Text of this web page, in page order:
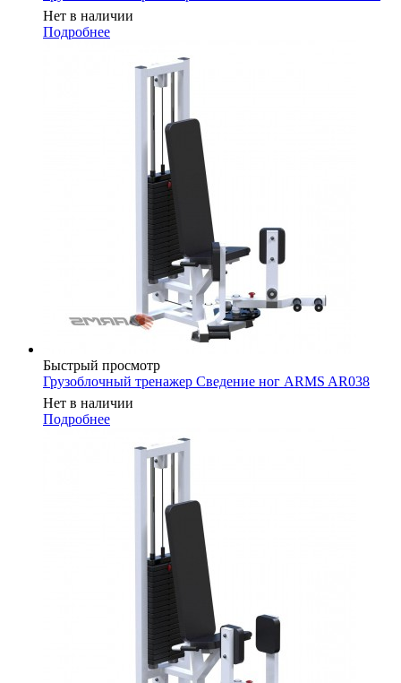
Нет в наличии
Подробнее
Быстрый просмотр
Грузоблочный тренажер Сведение ног ARMS AR038
Нет в наличии
Подробнее